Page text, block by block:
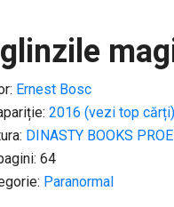
Ernest Bosc
2016 (vezi top cărți)
DINASTY BOOKS
64
Paranormal